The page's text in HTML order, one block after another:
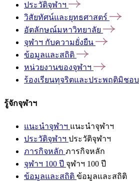
ประวัติจุฬาฯ
วิสัยทัศน์และยุทธศาสตร์
อัตลักษณ์มหาวิทยาลัย
จุฬาฯ กับความยั่งยืน
ข้อมูลและสถิติ
หน่วยงานของจุฬาฯ
ร้องเรียนทุจริตและประพฤติมิชอบ
รู้จักจุฬาฯ
แนะนำจุฬาฯ แนะนำจุฬาฯ
ประวัติจุฬาฯ ประวัติจุฬาฯ
ภารกิจหลัก ภารกิจหลัก
จุฬาฯ 100 ปี จุฬาฯ 100 ปี
ข้อมูลและสถิติ ข้อมูลและสถิติ